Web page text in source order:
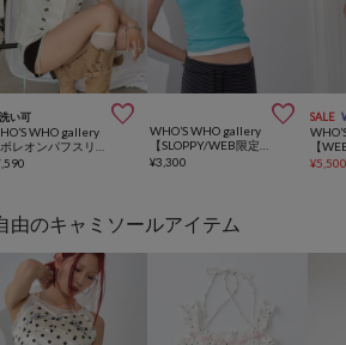
い可 
WHO gallery

WHO’S WHO gallery
¥3,300
SALE
¥
由のキャミソールアイテム